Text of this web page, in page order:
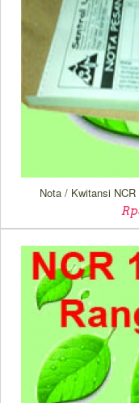
Nota / Kwitansi